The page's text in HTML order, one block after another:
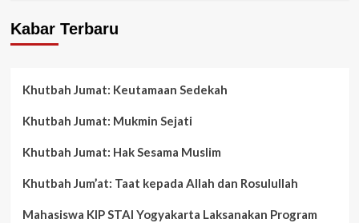
Kabar Terbaru
Khutbah Jumat: Keutamaan Sedekah
Khutbah Jumat: Mukmin Sejati
Khutbah Jumat: Hak Sesama Muslim
Khutbah Jum’at: Taat kepada Allah dan Rosulullah
Mahasiswa KIP STAI Yogyakarta Laksanakan Program